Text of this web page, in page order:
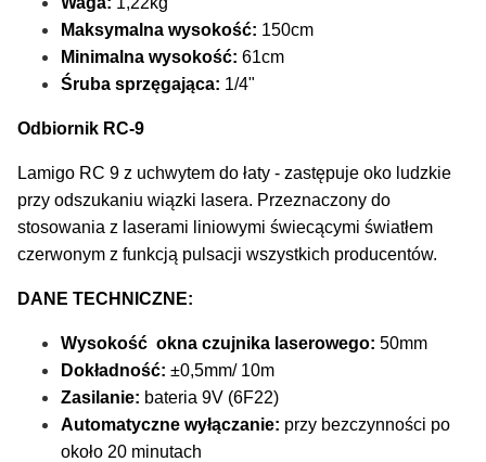
Maksymalna wysokość: 150cm
Minimalna wysokość: 61cm
Śruba sprzęgająca: 1/4"
Odbiornik RC-9
Lamigo RC 9 z uchwytem do łaty - zastępuje oko ludzkie
przy odszukaniu wiązki lasera. Przeznaczony do
stosowania z laserami liniowymi świecącymi światłem
czerwonym z funkcją pulsacji wszystkich producentów.
DANE TECHNICZNE:
Wysokość okna czujnika laserowego: 50mm
Dokładność: ±0,5mm/ 10m
Zasilanie: bateria 9V (6F22)
Automatyczne wyłączanie: przy bezczynności po
około 20 minutach